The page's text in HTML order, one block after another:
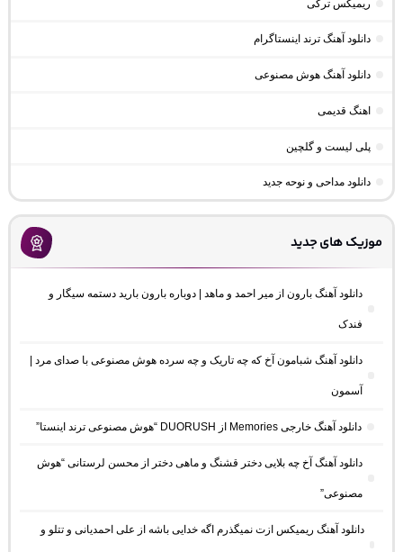
ریمیکس ترکی
دانلود آهنگ ترند اینستاگرام
دانلود آهنگ هوش مصنوعی
اهنگ قدیمی
پلی لیست و گلچین
دانلود مداحی و نوحه جدید
موزیک های جدید
دانلود آهنگ بارون از میر احمد و ماهد | دوباره بارون بارید دستمه سیگار و
فندک
دانلود آهنگ شبامون آخ که چه تاریک و چه سرده هوش مصنوعی با صدای مرد |
آسمون
دانلود آهنگ خارجی Memories از DUORUSH “هوش مصنوعی ترند اینستا”
دانلود آهنگ آخ چه بلایی دختر قشنگ و ماهی دختر از محسن لرستانی “هوش
مصنوعی”
دانلود آهنگ ریمیکس ازت نمیگذرم اگه خدایی باشه از علی احمدیانی و تتلو و